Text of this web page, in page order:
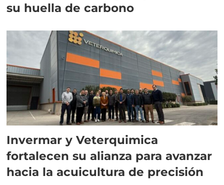
su huella de carbono
Invermar y Veterquimica
fortalecen su alianza para avanzar
hacia la acuicultura de precisión